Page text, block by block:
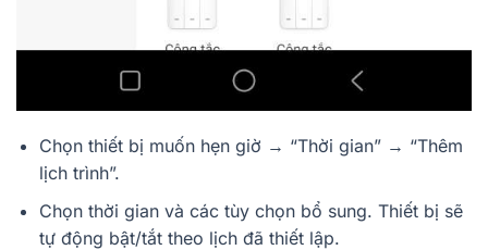
Chọn thiết bị muốn hẹn giờ → “Thời gian” → “Thêm
lịch trình”.
Chọn thời gian và các tùy chọn bổ sung. Thiết bị sẽ
tự động bật/tắt theo lịch đã thiết lập.